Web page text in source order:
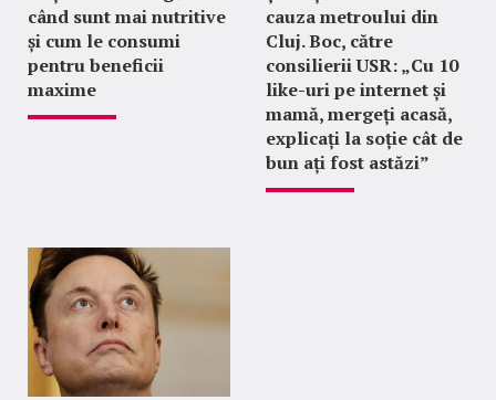
când sunt mai nutritive
și cum le consumi
pentru beneficii
maxime
cauza metroului din
Cluj. Boc, către
consilierii USR: „Cu 10
like-uri pe internet și
mamă, mergeți acasă,
explicați la soție cât de
bun ați fost astăzi”